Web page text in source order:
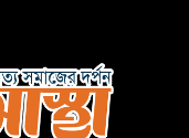
১১ দলীয়